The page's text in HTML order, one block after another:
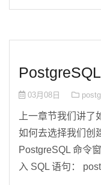
03月08日
上一章节我们讲
如何去选择我们创
PostgreSQL 命令
入 SQL 语句：